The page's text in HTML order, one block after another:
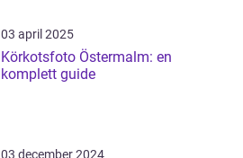
03 april 2025
Körkotsfoto Östermalm: en
komplett guide
03 december 2024